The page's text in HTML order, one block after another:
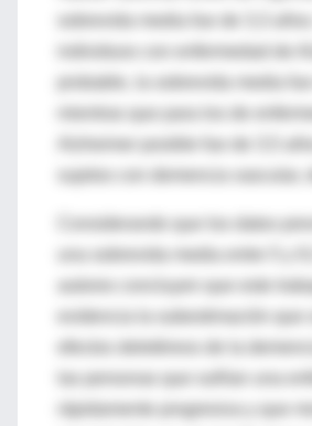
rápidamente progresiva y que